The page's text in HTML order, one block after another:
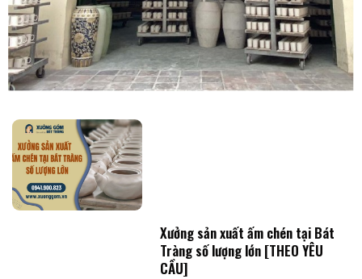
Xưởng sản xuất ấm chén tại Bát
Tràng số lượng lớn [THEO YÊU
CẦU]